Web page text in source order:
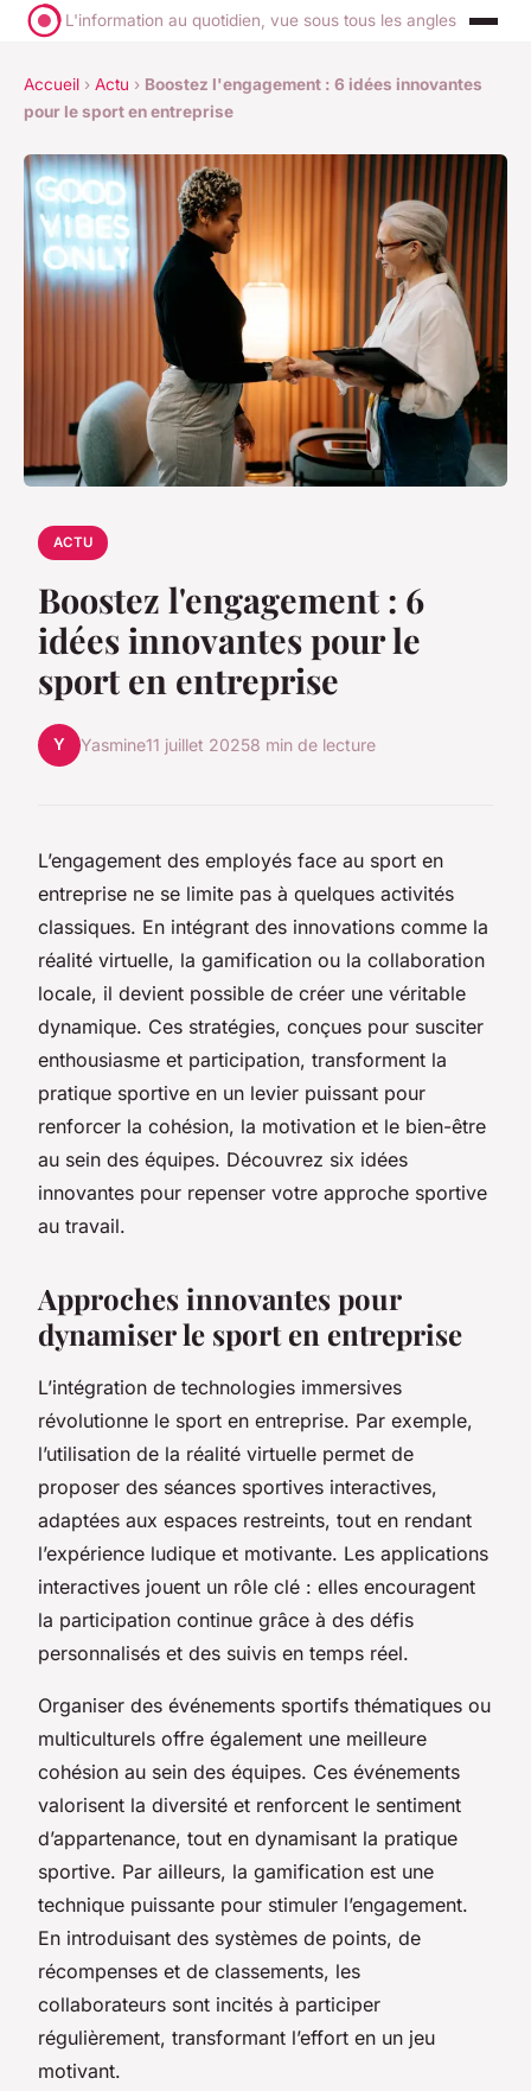
L'information au quotidien, vue sous tous les angles
Accueil › Actu › Boostez l'engagement : 6 idées innovantes
pour le sport en entreprise
ACTU
Boostez l'engagement : 6
idées innovantes pour le
sport en entreprise
Y Yasmine11 juillet 20258 min de lecture
L’engagement des employés face au sport en
entreprise ne se limite pas à quelques activités
classiques. En intégrant des innovations comme la
réalité virtuelle, la gamification ou la collaboration
locale, il devient possible de créer une véritable
dynamique. Ces stratégies, conçues pour susciter
enthousiasme et participation, transforment la
pratique sportive en un levier puissant pour
renforcer la cohésion, la motivation et le bien-être
au sein des équipes. Découvrez six idées
innovantes pour repenser votre approche sportive
au travail.
Approches innovantes pour
dynamiser le sport en entreprise
L’intégration de technologies immersives
révolutionne le sport en entreprise. Par exemple,
l’utilisation de la réalité virtuelle permet de
proposer des séances sportives interactives,
adaptées aux espaces restreints, tout en rendant
l’expérience ludique et motivante. Les applications
interactives jouent un rôle clé : elles encouragent
la participation continue grâce à des défis
personnalisés et des suivis en temps réel.
Organiser des événements sportifs thématiques ou
multiculturels offre également une meilleure
cohésion au sein des équipes. Ces événements
valorisent la diversité et renforcent le sentiment
d’appartenance, tout en dynamisant la pratique
sportive. Par ailleurs, la gamification est une
technique puissante pour stimuler l’engagement.
En introduisant des systèmes de points, de
récompenses et de classements, les
collaborateurs sont incités à participer
régulièrement, transformant l’effort en un jeu
motivant.